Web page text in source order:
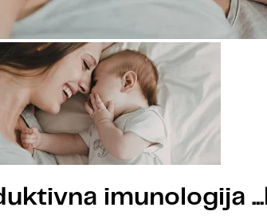
imunologija